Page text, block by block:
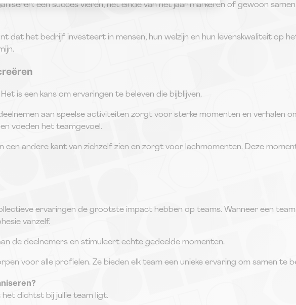
een succes vieren, het einde van het jaar markeren of gewoon
dat het bedrijf investeert in mensen, hun welzijn en hun levenskwaliteit op
is een kans om ervaringen te beleven die bijblijven.
aan speelse activiteiten zorgt voor sterke momenten en verhalen
voeden het teamgevoel.
een andere kant van zichzelf zien en zorgt voor lachmomenten. Deze
ervaringen de grootste impact hebben op teams. Wanneer een
vanzelf.
de deelnemers en stimuleert echte gedeelde momenten.
voor alle profielen. Ze bieden elk team een unieke ervaring om samen te
het dichtst bij jullie team ligt.